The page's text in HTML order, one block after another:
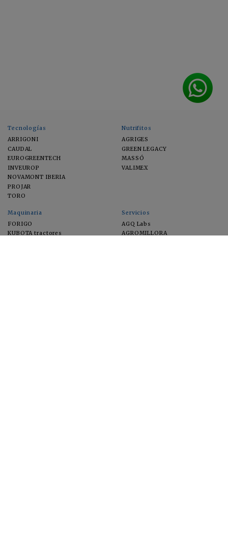
Tecnologías
ARRIGONI
CAUDAL
EUROGREENTECH
INVEUROP
NOVAMONT IBERIA
PROJAR
TORO
Nutrifitos
AGRIGES
GREEN LEGACY
MASSÓ
VALIMEX
Maquinaria
FORIGO
KUBOTA tractores
Servicios
AGQ Labs
AGROMILLORA